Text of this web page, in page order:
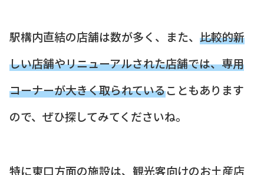
駅構内直結の店舗は数が多く、また、 比較的新
しい店舗やリニューアルされた店舗では、専用
コーナーが大きく取られていることもあります
ので、ぜひ探してみてくださいね。
特に東口方面の施設は、観光客向けのお土産店